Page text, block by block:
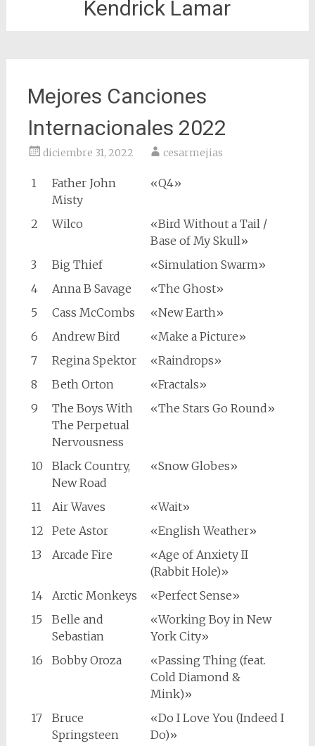
Kendrick Lamar
Mejores Canciones
Internacionales 2022
diciembre 31, 2022 cesarmejias
1
Father John
Misty
«Q4»
2 Wilco
«Bird Without a Tail /
Base of My Skull»
3
Big Thief
«Simulation Swarm»
4
Anna B Savage
«The Ghost»
5
Cass McCombs
«New Earth»
6
Andrew Bird
«Make a Picture»
7
Regina Spektor
«Raindrops»
8
Beth Orton
«Fractals»
9
The Boys With
The Perpetual
Nervousness
«The Stars Go Round»
10
Black Country,
New Road
«Snow Globes»
11 Air Waves
«Wait»
12
Pete Astor
«English Weather»
13
Arcade Fire
«Age of Anxiety II
(Rabbit Hole)»
14
Arctic Monkeys
«Perfect Sense»
15
Belle and
Sebastian
«Working Boy in New
York City»
16
Bobby Oroza
«Passing Thing (feat.
Cold Diamond &
Mink)»
17
Bruce
Springsteen
«Do I Love You (Indeed I
Do)»